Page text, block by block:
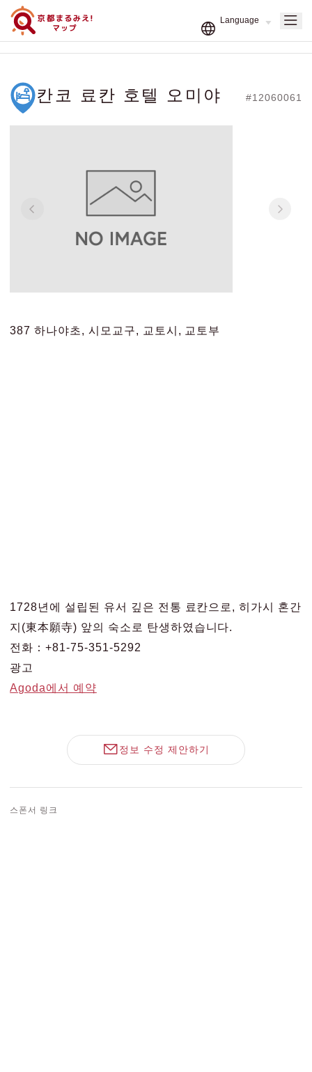
칸코 료칸 호텔 오미야 #12060061
387 하나야초, 시모교구, 교토시, 교토부
1728년에 설립된 유서 깊은 전통 료칸으로, 히가시 혼간
지(東本願寺) 앞의 숙소로 탄생하였습니다.
전화：+81-75-351-5292
광고
Agoda에서 예약
정보 수정 제안하기
스폰서 링크